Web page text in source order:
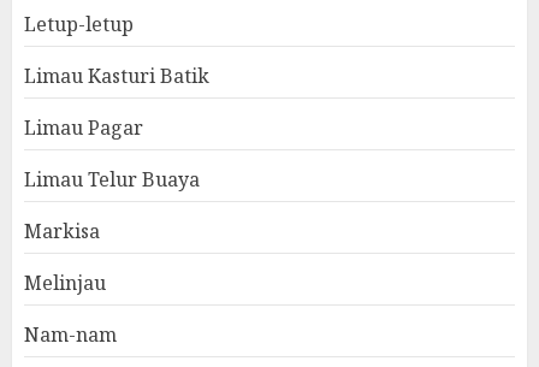
Letup-letup
Limau Kasturi Batik
Limau Pagar
Limau Telur Buaya
Markisa
Melinjau
Nam-nam